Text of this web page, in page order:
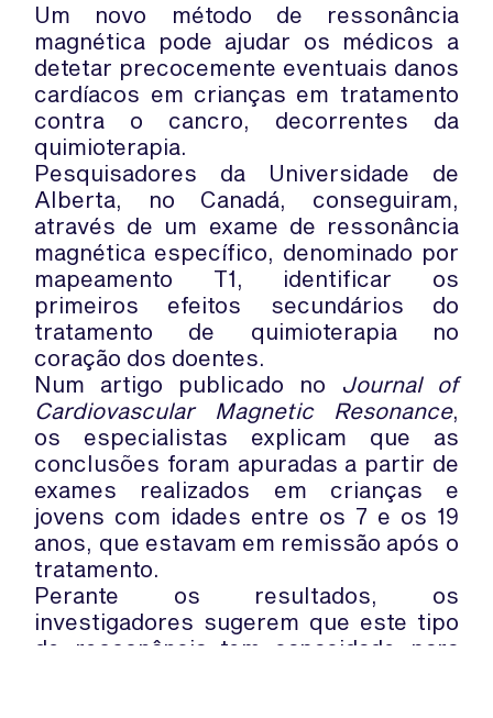
Um novo método de ressonância
magnética pode ajudar os médicos a
detetar precocemente eventuais danos
cardíacos em crianças em tratamento
contra o cancro, decorrentes da
quimioterapia.
Pesquisadores da Universidade de
Alberta, no Canadá, conseguiram,
através de um exame de ressonância
magnética específico, denominado por
mapeamento T1, identificar os
primeiros efeitos secundários do
tratamento de quimioterapia no
coração dos doentes.
Num artigo publicado no Journal of
Cardiovascular Magnetic Resonance,
os especialistas explicam que as
conclusões foram apuradas a partir de
exames realizados em crianças e
jovens com idades entre os 7 e os 19
anos, que estavam em remissão após o
tratamento.
Perante os resultados, os
investigadores sugerem que este tipo
de ressonância tem capacidade para